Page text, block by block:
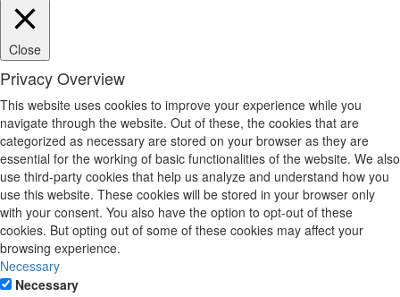
Close
Privacy Overview
This website uses cookies to improve your experience while you
navigate through the website. Out of these, the cookies that are
categorized as necessary are stored on your browser as they are
essential for the working of basic functionalities of the website. We also
use third-party cookies that help us analyze and understand how you
use this website. These cookies will be stored in your browser only
with your consent. You also have the option to opt-out of these
cookies. But opting out of some of these cookies may affect your
browsing experience.
Necessary
Necessary